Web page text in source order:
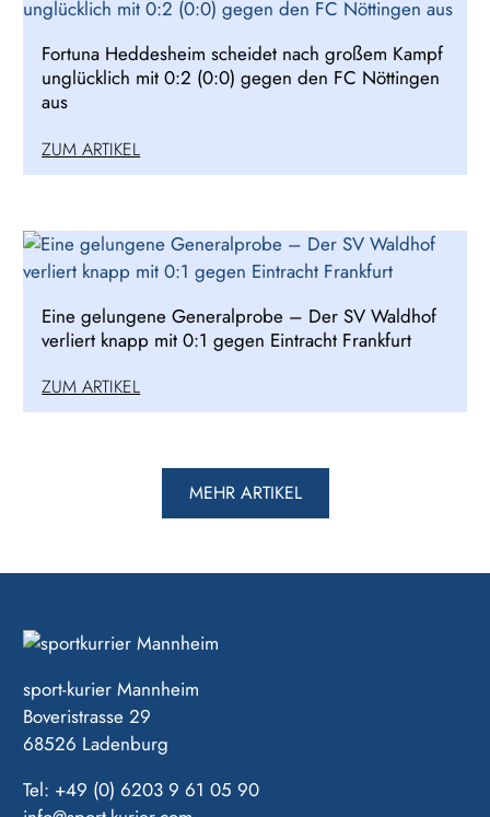
Fortuna Heddesheim scheidet nach großem Kampf
unglücklich mit 0:2 (0:0) gegen den FC Nöttingen
aus
ZUM ARTIKEL
Eine gelungene Generalprobe – Der SV Waldhof
verliert knapp mit 0:1 gegen Eintracht Frankfurt
ZUM ARTIKEL
MEHR ARTIKEL
sport-kurier Mannheim
Boveristrasse 29
68526 Ladenburg
Tel: +49 (0) 6203 9 61 05 90